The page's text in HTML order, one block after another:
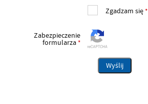
Zgadzam się*
Zabezpieczenie
formularza*